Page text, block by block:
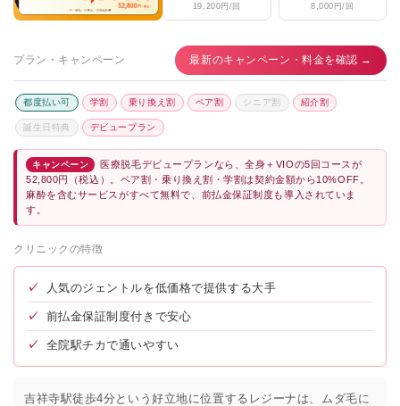
19,200円/回
8,000円/回
プラン・キャンペーン 最新のキャンペーン・料金を確認 →
都度払い可 学割 乗り換え割 ペア割 シニア割 紹介割
誕生日特典 デビュープラン
キャンペーン
医療脱毛デビュープランなら、全身＋VIOの5回コースが
52,800円（税込）。ペア割・乗り換え割・学割は契約金額から10%OFF。
麻酔を含むサービスがすべて無料で、前払金保証制度も導入されていま
す。
クリニックの特徴
✓ 人気のジェントルを低価格で提供する大手
✓ 前払金保証制度付きで安心
✓ 全院駅チカで通いやすい
吉祥寺駅徒歩4分という好立地に位置するレジーナは、ムダ毛に